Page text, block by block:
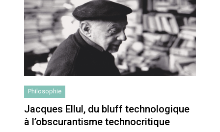
Artemis II : objectif nul
Quand Mistral veut moraliser le
pillage
Commentaire sur la polémique
Les syndicats, (tout) contre l’IA
Philosophie
Jacques Ellul, du bluff technologique
à l’obscurantisme technocritique